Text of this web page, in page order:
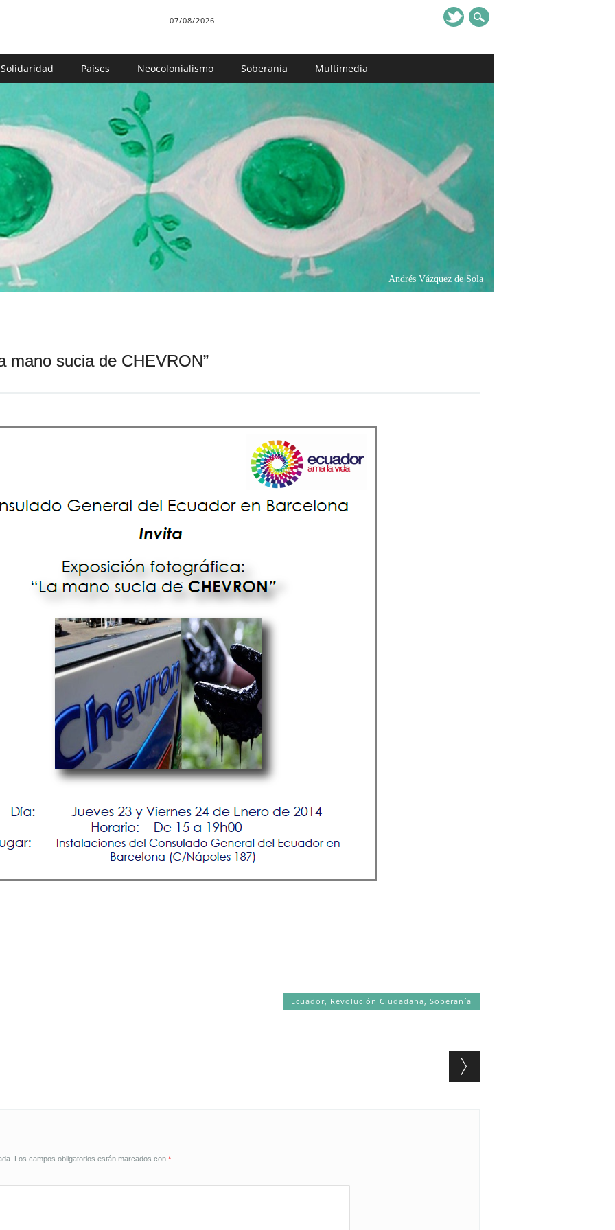
07/08/2026
Solidaridad Países Neocolonialismo Soberanía Multimedia
Andrés Vázquez de Sola
mano sucia de CHEVRON”
Ecuador Revolución Ciudadana ,Soberanía
Los campos obligatorios están marcados con *